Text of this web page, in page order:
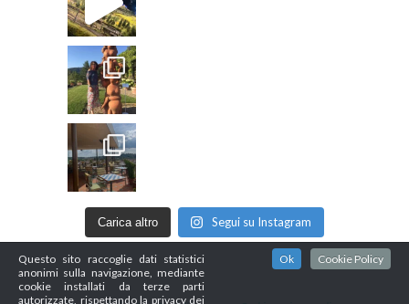
Carica altro Segui su Instagram
Questo sito raccoglie dati statistici
anonimi sulla navigazione, mediante
cookie installati da terze parti
autorizzate, rispettando la privacy dei
Ok Cookie Policy